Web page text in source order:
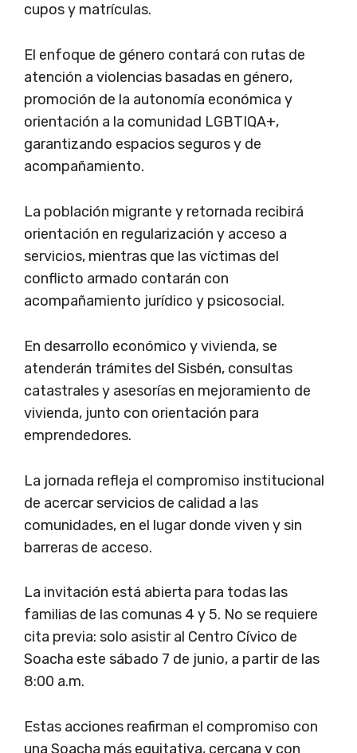
cupos y matrículas.
El enfoque de género contará con rutas de
atención a violencias basadas en género,
promoción de la autonomía económica y
orientación a la comunidad LGBTIQA+,
garantizando espacios seguros y de
acompañamiento.
La población migrante y retornada recibirá
orientación en regularización y acceso a
servicios, mientras que las víctimas del
conflicto armado contarán con
acompañamiento jurídico y psicosocial.
En desarrollo económico y vivienda, se
atenderán trámites del Sisbén, consultas
catastrales y asesorías en mejoramiento de
vivienda, junto con orientación para
emprendedores.
La jornada refleja el compromiso institucional
de acercar servicios de calidad a las
comunidades, en el lugar donde viven y sin
barreras de acceso.
La invitación está abierta para todas las
familias de las comunas 4 y 5. No se requiere
cita previa: solo asistir al Centro Cívico de
Soacha este sábado 7 de junio, a partir de las
8:00 a.m.
Estas acciones reafirman el compromiso con
una Soacha más equitativa, cercana y con